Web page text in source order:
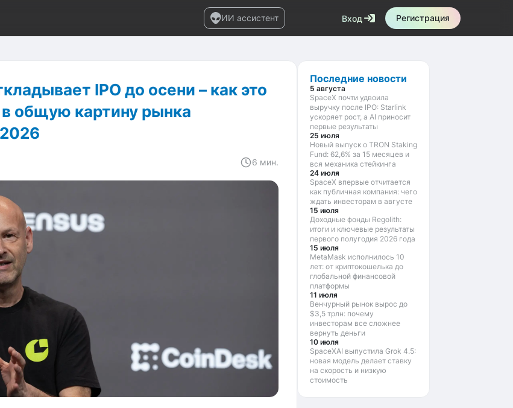
ИИ ассистент Вход Регистрация
IPO до осени – как это
общую картину рынка
6 мин.
Последние новости
5 августа
SpaceX почти удвоила
выручку после IPO: Starlink
ускоряет рост, а AI приносит
первые результаты
25 июля
Новый выпуск о TRON Staking
Fund: 62,6% за 15 месяцев и
вся механика стейкинга
24 июля
SpaceX впервые отчитается
как публичная компания: чего
ждать инвесторам в августе
15 июля
Доходные фонды Regolith:
итоги и ключевые результаты
первого полугодия 2026 года
15 июля
MetaMask исполнилось 10
лет: от криптокошелька до
глобальной финансовой
платформы
11 июля
Венчурный рынок вырос до
$3,5 трлн: почему
инвесторам все сложнее
вернуть деньги
10 июля
SpaceXAI выпустила Grok 4.5:
новая модель делает ставку
на скорость и низкую
стоимость